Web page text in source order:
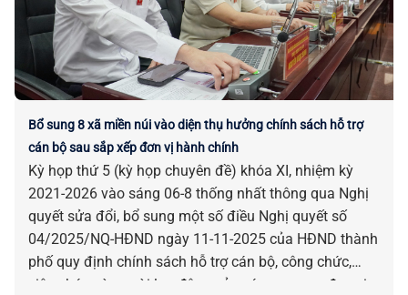
Bổ sung 8 xã miền núi vào diện thụ hưởng chính sách hỗ trợ
cán bộ sau sắp xếp đơn vị hành chính
Kỳ họp thứ 5 (kỳ họp chuyên đề) khóa XI, nhiệm kỳ
2021-2026 vào sáng 06-8 thống nhất thông qua Nghị
quyết sửa đổi, bổ sung một số điều Nghị quyết số
04/2025/NQ-HĐND ngày 11-11-2025 của HĐND thành
phố quy định chính sách hỗ trợ cán bộ, công chức,
viên chức và người lao động của các cơ quan, đơn vị